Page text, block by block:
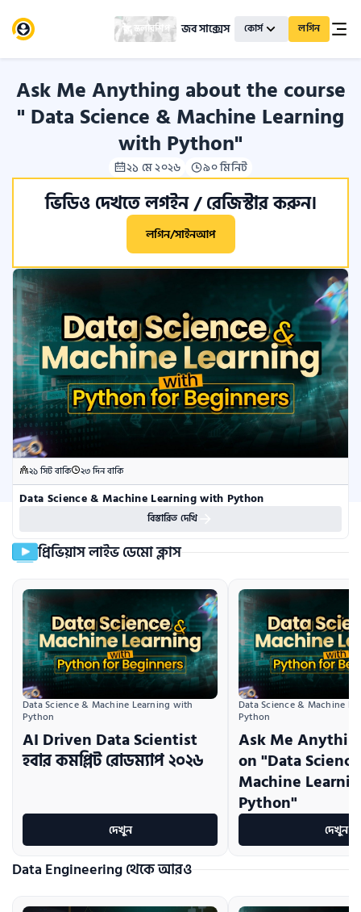
স্কলারশিপ জব সাক্সেস কোর্স লগিন
Ask Me Anything about the course
" Data Science & Machine Learning
with Python"
২১ মে ২০২৬ ৯০ মিনিট
ভিডিও দেখতে লগইন / রেজিস্টার করুন।
লগিন/সাইনআপ
২১ সিট বাকি ২৩ দিন বাকি
Data Science & Machine Learning with Python
বিস্তারিত দেখি
প্রিভিয়াস লাইভ ডেমো ক্লাস
Data Science & Machine Learning with
Python
AI Driven Data Scientist
হবার কমপ্লিট রোডম্যাপ ২০২৬
দেখুন
Data Science & Machine
Python
Ask Me
on "Data
Machine
Python"
দেখুন
Data Engineering থেকে আরও